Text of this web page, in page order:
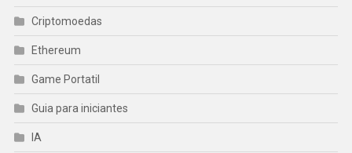
Criptomoedas
Ethereum
Game Portatil
Guia para iniciantes
IA